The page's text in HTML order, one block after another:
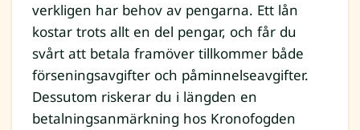
verkligen har behov av pengarna. Ett lån
kostar trots allt en del pengar, och får du
svårt att betala framöver tillkommer både
förseningsavgifter och påminnelseavgifter.
Dessutom riskerar du i längden en
betalningsanmärkning hos Kronofogden